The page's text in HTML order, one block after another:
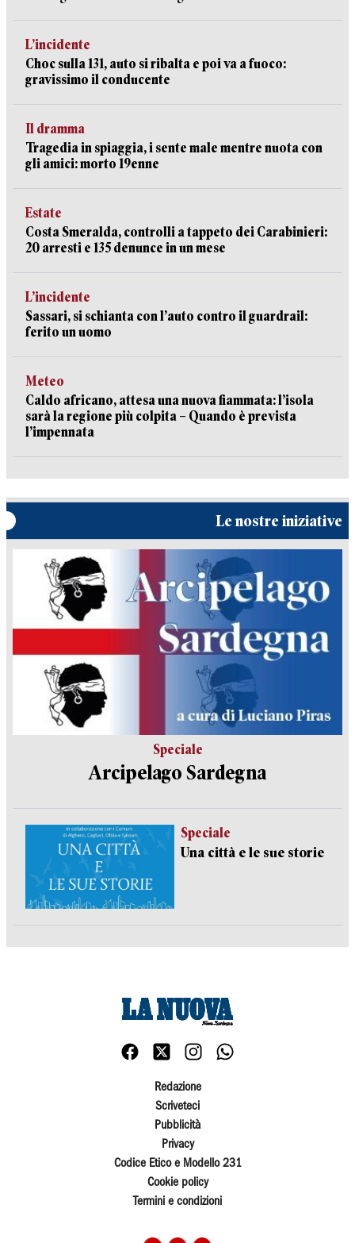
L’incidente
Choc sulla 131, auto si ribalta e poi va a fuoco:
gravissimo il conducente
Il dramma
Tragedia in spiaggia, i sente male mentre nuota con
gli amici: morto 19enne
Estate
Costa Smeralda, controlli a tappeto dei Carabinieri:
20 arresti e 135 denunce in un mese
L’incidente
Sassari, si schianta con l’auto contro il guardrail:
ferito un uomo
Meteo
Caldo africano, attesa una nuova fiammata: l’isola
sarà la regione più colpita – Quando è prevista
l’impennata
Le nostre iniziative
Speciale
Arcipelago Sardegna
Speciale
Una città e le sue storie
Redazione
Scriveteci
Pubblicità
Privacy
Codice Etico e Modello 231
Cookie policy
Termini e condizioni